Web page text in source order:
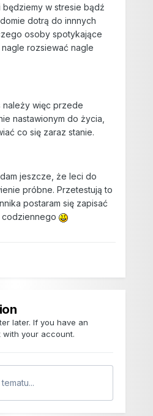
będziemy w stresie bądź
dotrą do innnych
osoby spotykające
rozsiewać nagle
należy więc przede
nastawionym do życia,
co się zaraz stanie.
jeszcze, że leci do
próbne. Przetestują to
postaram się zapisać
later. If you have an
with your account.